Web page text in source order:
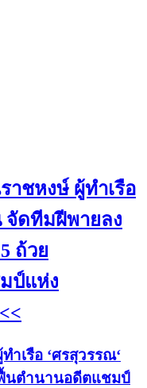
าชหงษ์ ผู้ทำเรือ
จัดทีมฝีพายลง
ถ้วย
ป์แห่ง
ำเรือ ‘ศรสุวรรณ‘
นตำนานอดีตแชมป์